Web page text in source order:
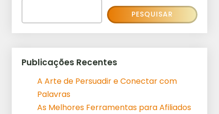
PESQUISAR
Publicações Recentes
A Arte de Persuadir e Conectar com
Palavras
As Melhores Ferramentas para Afiliados